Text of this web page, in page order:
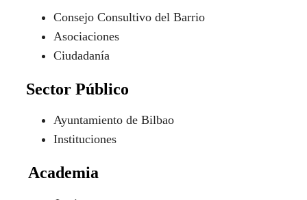
Consejo Consultivo del Barrio
Asociaciones
Ciudadanía
Sector Público
Ayuntamiento de Bilbao
Instituciones
Academia